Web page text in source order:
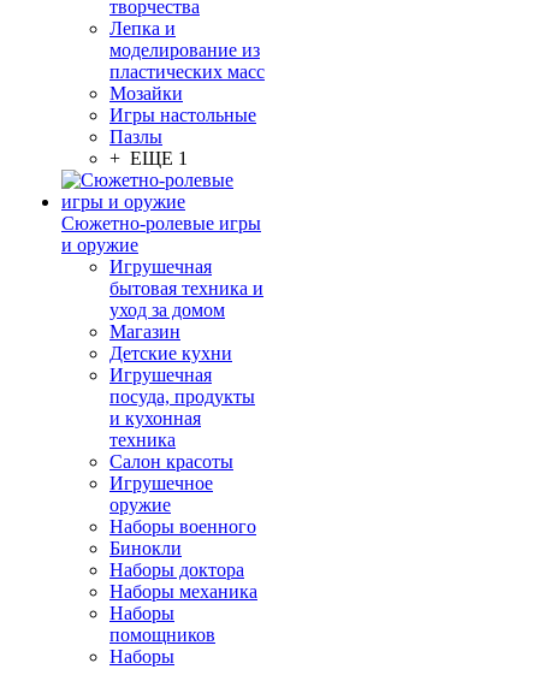
творчества
Лепка и
моделирование из
пластических масс
Мозайки
Игры настольные
Пазлы
+ ЕЩЕ 1
Сюжетно-ролевые игры
и оружие
Игрушечная
бытовая техника и
уход за домом
Магазин
Детские кухни
Игрушечная
посуда, продукты
и кухонная
техника
Салон красоты
Игрушечное
оружие
Наборы военного
Бинокли
Наборы доктора
Наборы механика
Наборы
помощников
Наборы